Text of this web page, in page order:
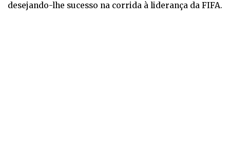
desejando-lhe sucesso na corrida à liderança da FIFA.